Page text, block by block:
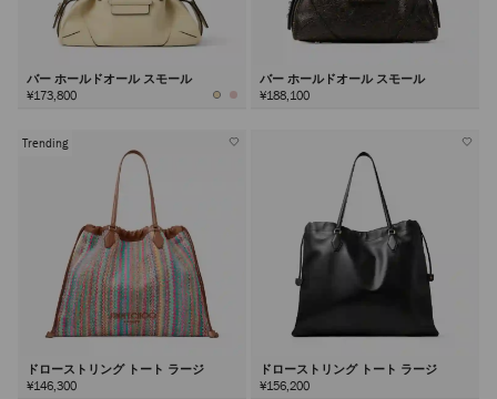
バー ホールドオール スモール
¥173,800
バー ホールドオール スモール
¥188,100
Trending
ドローストリング トート ラージ
¥146,300
ドローストリング トート ラージ
¥156,200